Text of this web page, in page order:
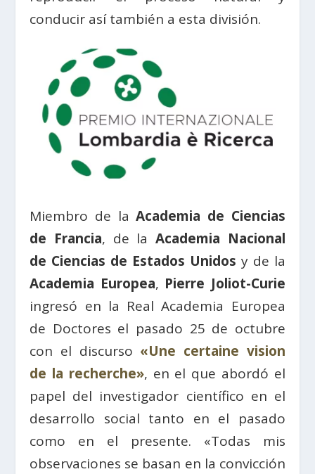
conducir así también a esta división.
Miembro de laAcademia de Ciencias
de Francia, de la Academia Nacional
de Ciencias de Estados Unidos y de la
Academia Europea, Pierre Joliot-Curie
ingresó en la Real Academia Europea
de Doctores el pasado 25 de octubre
con el discurso «Une certaine vision
de la recherche», en el que abordó el
papel del investigador científico en el
desarrollo social tanto en el pasado
como en el presente. «Todas mis
observaciones se basan en la convicción